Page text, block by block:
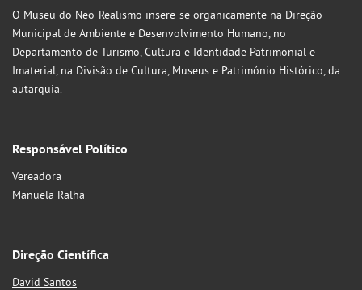
O Museu do Neo-Realismo insere-se organicamente na Direção
Municipal de Ambiente e Desenvolvimento Humano, no
Departamento de Turismo, Cultura e Identidade Patrimonial e
Imaterial, na Divisão de Cultura, Museus e Património Histórico, da
autarquia.
Responsável Político
Vereadora
Manuela Ralha
Direção Científica
David Santos